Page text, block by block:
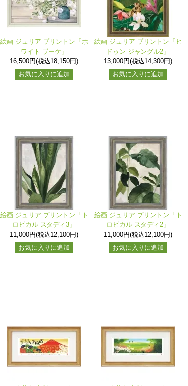
絵画 ジュリア プリントン「ホ
ワイト ブーケ」
16,500円(税込18,150円)
お気に入りに追加
絵画 ジュリア プリントン「ヒ
ドゥン ジャングル2」
13,000円(税込14,300円)
お気に入りに追加
絵画 ジュリア プリントン「ト
ロピカル スタディ3」
11,000円(税込12,100円)
お気に入りに追加
絵画 ジュリア プリントン「ト
ロピカル スタディ2」
11,000円(税込12,100円)
お気に入りに追加